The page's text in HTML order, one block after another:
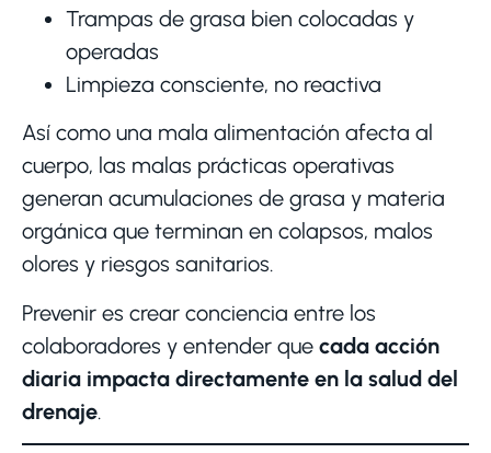
Trampas de grasa bien colocadas y
operadas
Limpieza consciente, no reactiva
Así como una mala alimentación afecta al
cuerpo, las malas prácticas operativas
generan acumulaciones de grasa y materia
orgánica que terminan en colapsos, malos
olores y riesgos sanitarios.
Prevenir es crear conciencia entre los
colaboradores y entender que cada acción
diaria impacta directamente en la salud del
drenaje.